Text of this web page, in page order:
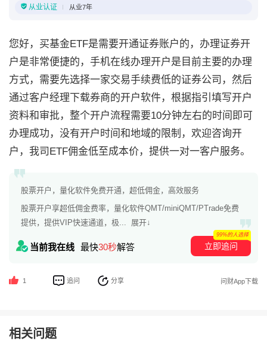
从业认证 从业7年
您好，买基金ETF是需要开通证券账户的，办理证券开
户是非常便捷的，手机在线办理开户是目前主要的办理
方式，需要先选择一家交易手续费低的证券公司，然后
通过客户经理下载券商的开户软件，根据指引填写开户
资料和审批，整个开户流程需要10分钟左右的时间即可
办理成功，没有开户时间和地域的限制，欢迎咨询开
户，我司ETF佣金低至成本价，提供一对一客户服务。
股票开户，量化软件免费开通，超低佣金，高效服务
股票开户享超低佣金费率，量化软件QMT/miniQMT/PTrade免费
提供，提供VIP快速通道，极... 展开↓
当前我在线 最快30秒解答 立即追问
99%的人选择
1 追问 分享 问财App下载
相关问题